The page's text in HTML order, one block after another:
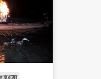
京都府